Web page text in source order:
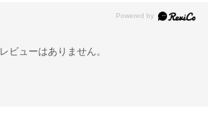
レビューはありません。